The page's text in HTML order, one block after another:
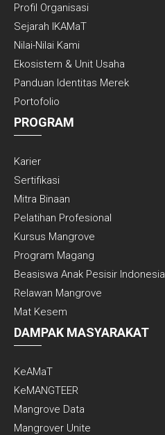
Profil Organisasi
Sejarah IKAMaT
Nilai-Nilai Kami
Ekosistem & Unit Usaha
Panduan Identitas Merek
Portofolio
PROGRAM
Karier
Sertifikasi
Mitra Binaan
Pelatihan Profesional
Kursus Mangrove
Program Magang
Beasiswa Anak Pesisir Indonesia
Relawan Mangrove
Mat Kesem
DAMPAK MASYARAKAT
KeAMaT
KeMANGTEER
Mangrove Data
Mangrover Unite